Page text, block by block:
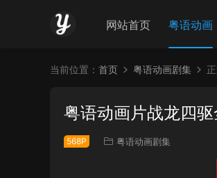
网站首页 粤语动画
当前位置： 首页 粤语动画剧集
粤语动画片战龙四
568P 粤语动画剧集